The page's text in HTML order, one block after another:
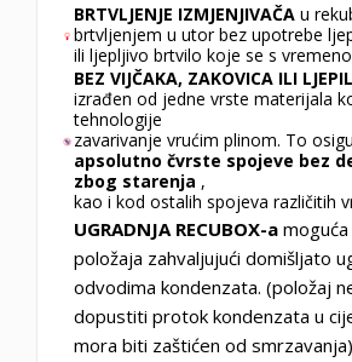
BRTVLJENJE IZMJENJIVAČA u
brtvljenjem u utor bez upotrebe
ili ljepljivo brtvilo koje se s
BEZ VIJČAKA, ZAKOVICA ILI
izrađen od jedne vrste materijala
tehnologije
zavarivanje vrućim plinom. To
apsolutno čvrste spojeve bez
zbog starenja ,
kao i kod ostalih spojeva različitih
UGRADNJA RECUBOX-a
položaja zahvaljujući domišljato
odvodima kondenzata. (položaj
dopustiti protok kondenzata u
mora biti zaštićen od smrzavanja)